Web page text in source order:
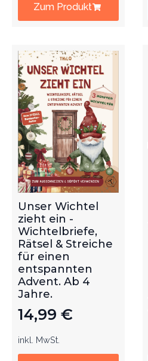
Zum Produkt
Unser Wichtel
zieht ein -
Wichtelbriefe,
Rätsel & Streiche
für einen
entspannten
Advent. Ab 4
Jahre.
14,99 €
inkl. MwSt.